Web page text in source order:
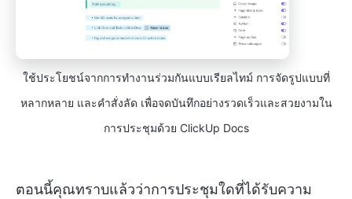
ใช้ประโยชน์จากการทำงานร่วมกันแบบเรียลไทม์ การจัดรูปแบบที่
หลากหลาย และคำสั่งลัด เพื่อจดบันทึกอย่างรวดเร็วและสวยงามใน
การประชุมด้วย ClickUp Docs
ตอนนี้คุณทราบแล้วว่าการประชุมใดที่ได้รับความ